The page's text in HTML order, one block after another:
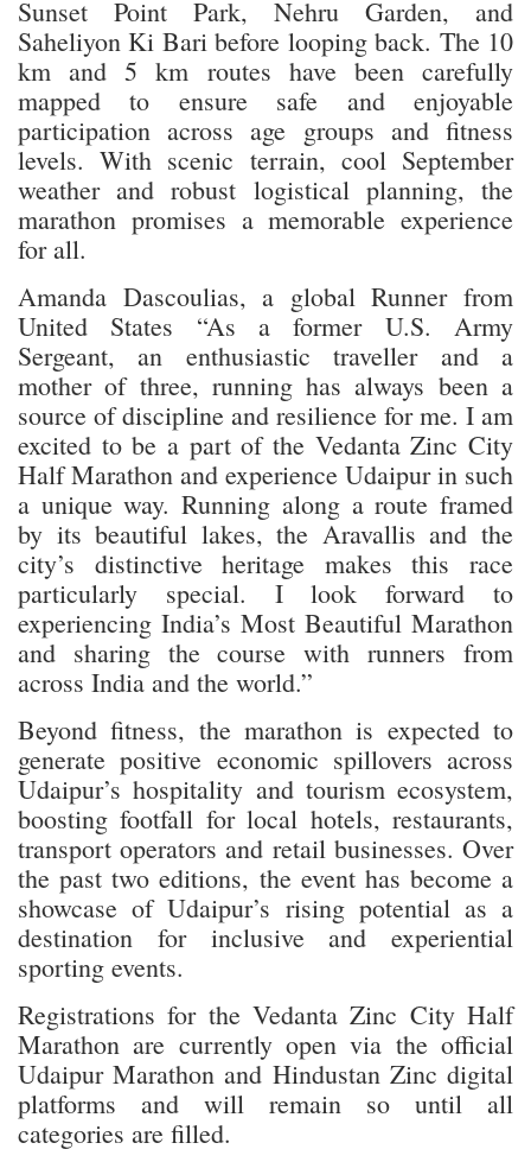
Sunset Point Park, Nehru Garden, and
Saheliyon Ki Bari before looping back. The 10
km and 5 km routes have been carefully
mapped to ensure safe and enjoyable
participation across age groups and fitness
levels. With scenic terrain, cool September
weather and robust logistical planning, the
marathon promises a memorable experience
for all.
Amanda Dascoulias, a global Runner from
United States “As a former U.S. Army
Sergeant, an enthusiastic traveller and a
mother of three, running has always been a
source of discipline and resilience for me. I am
excited to be a part of the Vedanta Zinc City
Half Marathon and experience Udaipur in such
a unique way. Running along a route framed
by its beautiful lakes, the Aravallis and the
city’s distinctive heritage makes this race
particularly special. I look forward to
experiencing India’s Most Beautiful Marathon
and sharing the course with runners from
across India and the world.”
Beyond fitness, the marathon is expected to
generate positive economic spillovers across
Udaipur’s hospitality and tourism ecosystem,
boosting footfall for local hotels, restaurants,
transport operators and retail businesses. Over
the past two editions, the event has become a
showcase of Udaipur’s rising potential as a
destination for inclusive and experiential
sporting events.
Registrations for the Vedanta Zinc City Half
Marathon are currently open via the official
Udaipur Marathon and Hindustan Zinc digital
platforms and will remain so until all
categories are filled.